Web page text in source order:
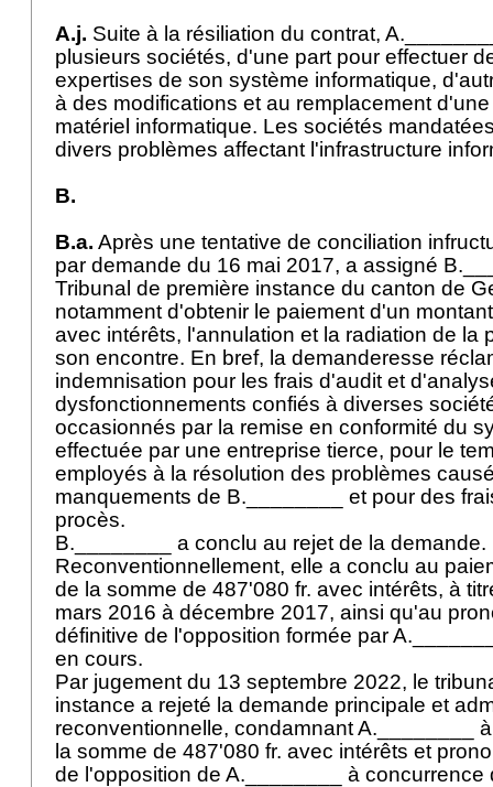
A.j. Suite à la résiliation du contrat,
plusieurs sociétés, d'une part pour effectuer
expertises de son système informatique,
à des modifications et au remplacement
matériel informatique. Les sociétés
divers problèmes affectant l'infrastructure
B.
B.a. Après une tentative de conciliation
par demande du 16 mai 2017, a assigné
Tribunal de première instance du canton de
notamment d'obtenir le paiement d'un
avec intérêts, l'annulation et la radiation de la
son encontre. En bref, la demanderesse
indemnisation pour les frais d'audit et
dysfonctionnements confiés à diverses
occasionnés par la remise en conformité du
effectuée par une entreprise tierce, pour le
employés à la résolution des problèmes
manquements de B.________ et pour des
procès.
B.________ a conclu au rejet de la demande.
Reconventionnellement, elle a conclu au
de la somme de 487'080 fr. avec intérêts, à
mars 2016 à décembre 2017, ainsi qu'au
définitive de l'opposition formée par
en cours.
Par jugement du 13 septembre 2022, le
instance a rejeté la demande principale et
reconventionnelle, condamnant A.________
la somme de 487'080 fr. avec intérêts et
de l'opposition de A.________ à